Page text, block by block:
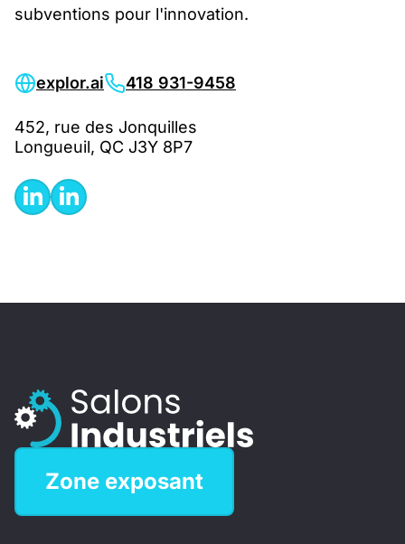
subventions pour l'innovation.
explor.ai 418 931-9458
452, rue des Jonquilles
Longueuil, QC J3Y 8P7
Zone exposant